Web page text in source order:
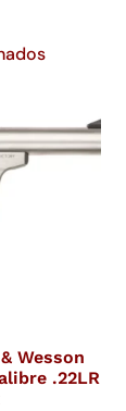
Wesson
.22LR